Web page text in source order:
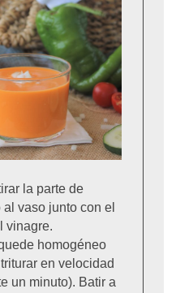
la parte de
vaso junto con el
vinagre.
homogéneo
en velocidad
un minuto). Batir a